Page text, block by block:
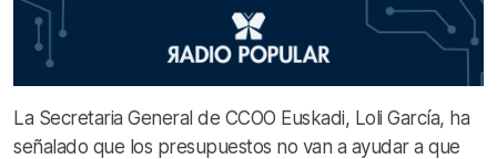
La Secretaria General de CCOO Euskadi, Loli García, ha
señalado que los presupuestos no van a ayudar a que